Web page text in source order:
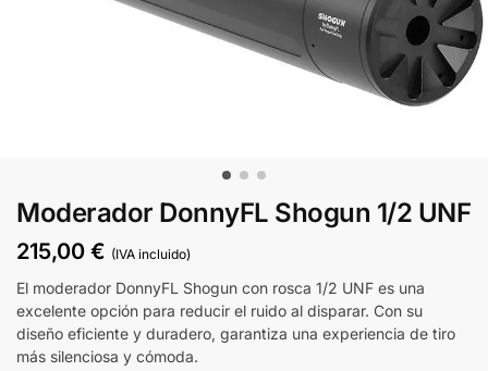
Moderador DonnyFL Shogun 1/2 UNF
215,00 € (IVA incluido)
El moderador DonnyFL Shogun con rosca 1/2 UNF es una
excelente opción para reducir el ruido al disparar. Con su
diseño eficiente y duradero, garantiza una experiencia de tiro
más silenciosa y cómoda.